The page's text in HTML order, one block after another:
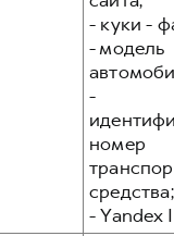
- куки -
- модель
-
номер
средства;
- Yandex